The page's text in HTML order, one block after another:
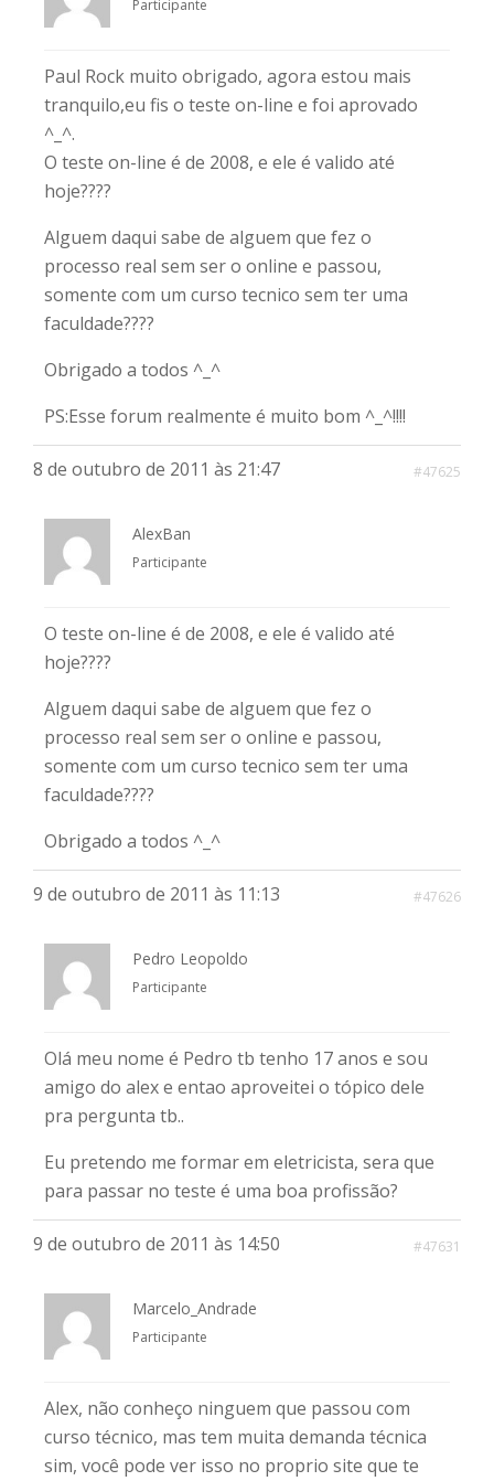
Participante
Paul Rock muito obrigado, agora estou mais
tranquilo,eu fis o teste on-line e foi aprovado
^_^.
O teste on-line é de 2008, e ele é valido até
hoje????
Alguem daqui sabe de alguem que fez o
processo real sem ser o online e passou,
somente com um curso tecnico sem ter uma
faculdade????
Obrigado a todos ^_^
PS:Esse forum realmente é muito bom ^_^!!!!
8 de outubro de 2011 às 21:47 #47625
AlexBan
Participante
O teste on-line é de 2008, e ele é valido até
hoje????
Alguem daqui sabe de alguem que fez o
processo real sem ser o online e passou,
somente com um curso tecnico sem ter uma
faculdade????
Obrigado a todos ^_^
9 de outubro de 2011 às 11:13 #47626
Pedro Leopoldo
Participante
Olá meu nome é Pedro tb tenho 17 anos e sou
amigo do alex e entao aproveitei o tópico dele
pra pergunta tb..
Eu pretendo me formar em eletricista, sera que
para passar no teste é uma boa profissão?
9 de outubro de 2011 às 14:50 #47631
Marcelo_Andrade
Participante
Alex, não conheço ninguem que passou com
curso técnico, mas tem muita demanda técnica
sim, você pode ver isso no proprio site que te